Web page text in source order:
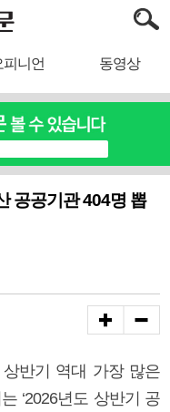
피니언 동영상
공공기관 404명 뽑
반기 역대 가장 많은
‘2026년도 상반기 공